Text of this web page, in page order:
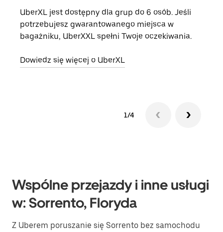
UberXL jest dostępny dla grup do 6 osób. Jeśli
potrzebujesz gwarantowanego miejsca w
bagażniku, UberXXL spełni Twoje oczekiwania.
Dowiedz się więcej o UberXL
1/4
Wspólne przejazdy i inne usługi
w: Sorrento, Floryda
Z Uberem poruszanie się Sorrento bez samochodu